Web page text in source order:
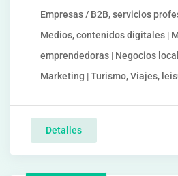
Empresas / B2B, servicios
Medios, contenidos digitales |
emprendedoras | Negocios
Marketing | Turismo, Viajes,
Detalles